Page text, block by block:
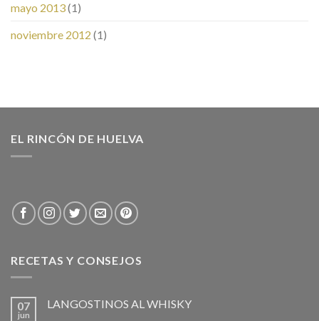
mayo 2013(1)
noviembre 2012 (1)
EL RINCÓN DE HUELVA
RECETAS Y CONSEJOS
07
jun
LANGOSTINOS AL WHISKY